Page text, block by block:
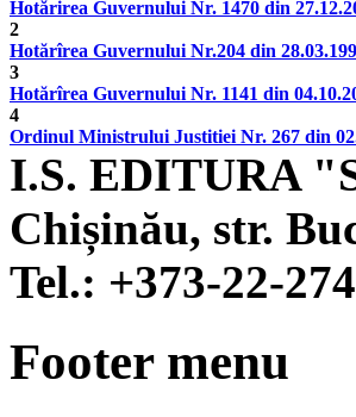
Hotărirea Guvernului Nr. 1470 din
2
Hotărîrea Guvernului Nr.204 din
3
Hotărîrea Guvernului Nr. 1141 din
4
Ordinul Ministrului Justitiei Nr. 267 din
I.S. EDITURA
Chișinău, str.
Tel.: +373-22-
Footer menu